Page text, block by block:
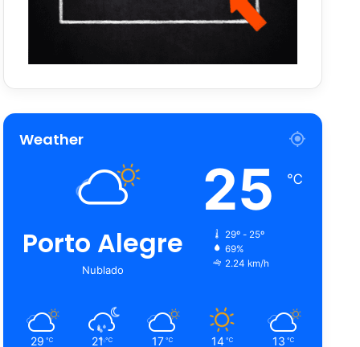
Weather
Porto Alegre
Nublado
25 ℃
29º - 25º
69%
2.24 km/h
29 ℃ 21 ℃ 17 ℃ 14 ℃ 13 ℃